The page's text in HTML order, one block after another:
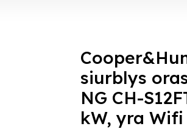
siurblys
NG CH-
kW, yra Wifi